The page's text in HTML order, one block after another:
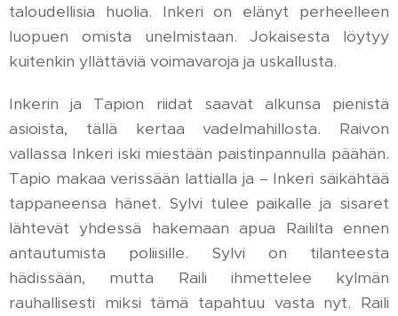
taloudellisia huolia. Inkeri on elänyt perheelleen
luopuen omista unelmistaan. Jokaisesta löytyy
kuitenkin yllättäviä voimavaroja ja uskallusta.
Inkerin ja Tapion riidat saavat alkunsa pienistä
asioista, tällä kertaa vadelmahillosta. Raivon
vallassa Inkeri iski miestään paistinpannulla päähän.
Tapio makaa verissään lattialla ja – Inkeri säikähtää
tappaneensa hänet. Sylvi tulee paikalle ja sisaret
lähtevät yhdessä hakemaan apua Raililta ennen
antautumista poliisille. Sylvi on tilanteesta
hädissään, mutta Raili ihmettelee kylmän
rauhallisesti miksi tämä tapahtuu vasta nyt. Raili